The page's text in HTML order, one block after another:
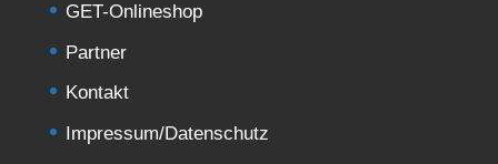
GET-Onlineshop
Partner
Kontakt
Impressum/Datenschutz